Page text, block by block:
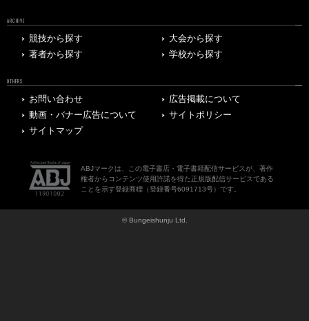
ARCHIVE
競技から探す
大会から探す
著者から探す
学校から探す
OTHERS
お問い合わせ
広告掲載について
動画・バナー広告について
サイトポリシー
サイトマップ
ABJマークは、この電子書店・電子書籍配信サービスが、著作
権者からコンテンツ使用許諾を得た正規版配信サービスである
ことを示す登録商標（登録番号6091713号）です。
© Bungeishunju Ltd.